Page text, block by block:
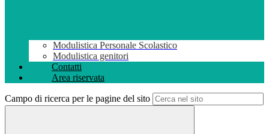
Modulistica Personale Scolastico
Modulistica genitori
Contatti
Area riservata
Campo di ricerca per le pagine del sito